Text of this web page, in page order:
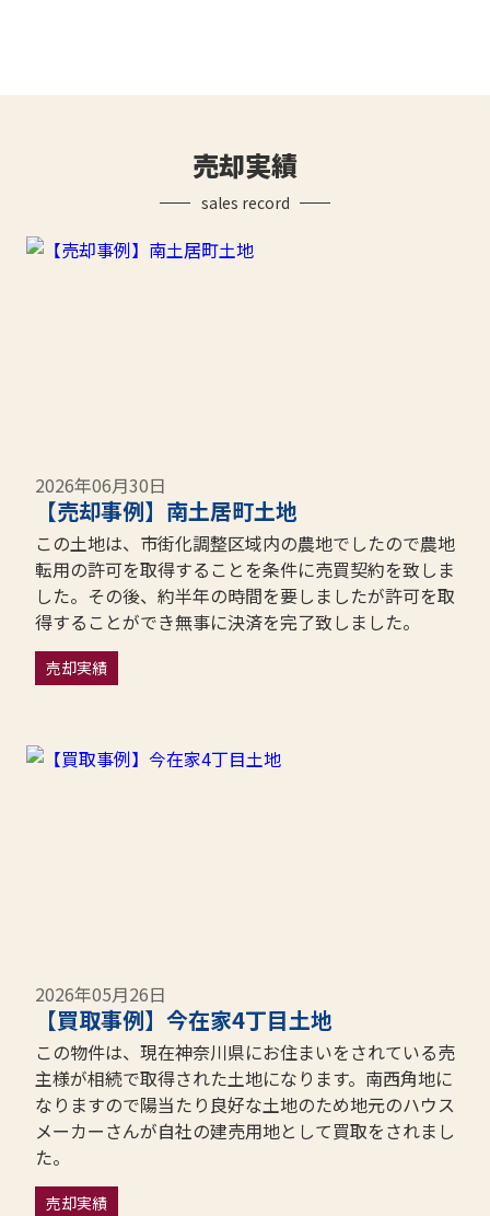
売却実績
sales record
2026年06月30日
【売却事例】南土居町土地
この土地は、市街化調整区域内の農地でしたので農地
転用の許可を取得することを条件に売買契約を致しま
した。その後、約半年の時間を要しましたが許可を取
得することができ無事に決済を完了致しました。
売却実績
2026年05月26日
【買取事例】今在家4丁目土地
この物件は、現在神奈川県にお住まいをされている売
主様が相続で取得された土地になります。南西角地に
なりますので陽当たり良好な土地のため地元のハウス
メーカーさんが自社の建売用地として買取をされまし
た。
売却実績